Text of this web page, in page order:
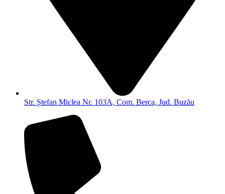
Str. Ștefan Miclea Nr. 103A, Com. Berca, Jud. Buzău